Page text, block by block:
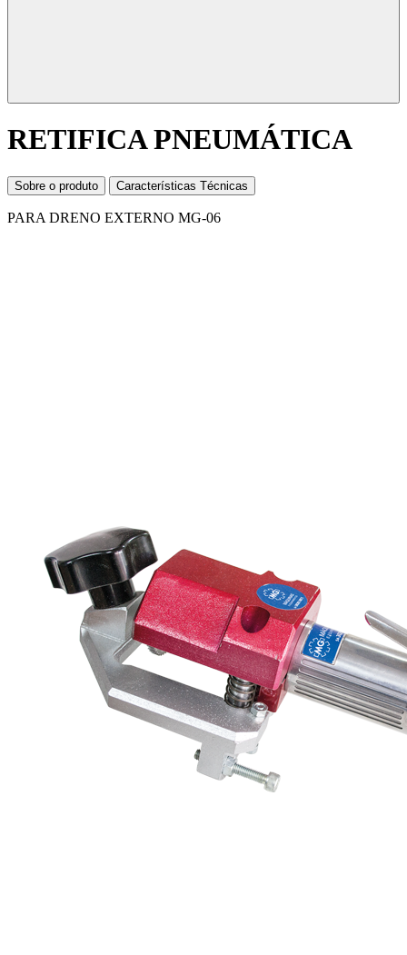
RETIFICA PNEUMÁTICA
Sobre o produto Características Técnicas
PARA DRENO EXTERNO MG-06